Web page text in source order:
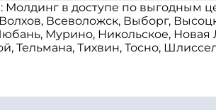
в доступе по выгодным
Всеволожск, Выборг,
Мурино, Никольское,
Тельмана, Тихвин, Тосно,